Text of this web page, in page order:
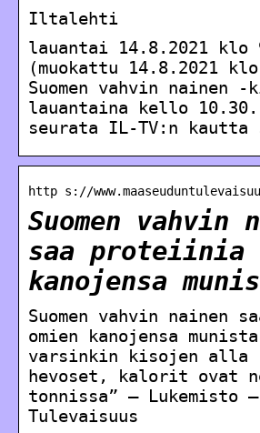
Iltalehti
lauantai 14.8.2021 klo
(muokattu 14.8.2021
Suomen vahvin nainen
lauantaina kello
seurata IL-TV:n kautta
http s://
Suomen vahvin
saa proteiinia
kanojensa
Suomen vahvin nainen
omien kanojensa
varsinkin kisojen alla
hevoset, kalorit ovat
tonnissa” – Lukemisto –
Tulevaisuus